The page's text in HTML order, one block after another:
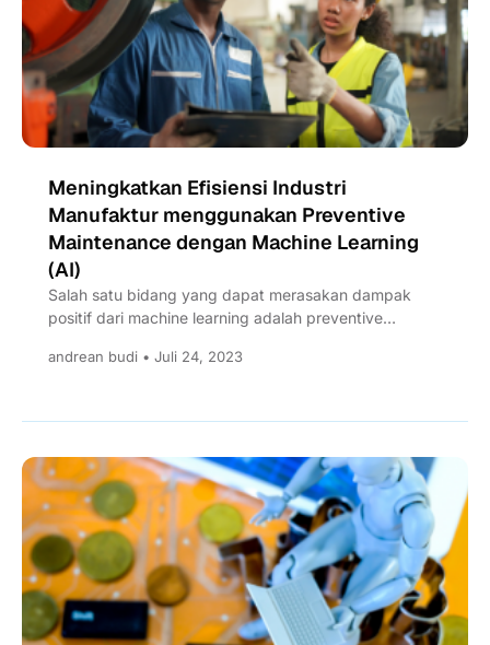
Meningkatkan Efisiensi Industri
Manufaktur menggunakan Preventive
Maintenance dengan Machine Learning
(AI)
Salah satu bidang yang dapat merasakan dampak
positif dari machine learning adalah preventive
andrean budi • Juli 24, 2023